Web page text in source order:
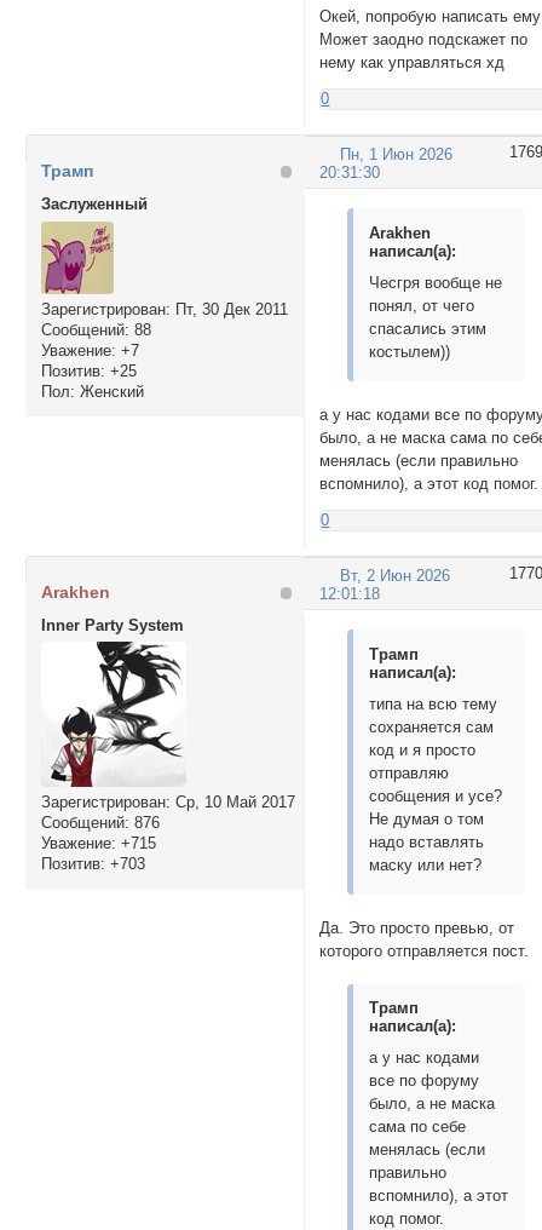
Окей, попробую написать
Может заодно подскажет по
нему как управляться хд
0
1769
Пн, 1 Июн 2026
20:31:30
Трамп
Заслуженный
Зарегистрирован: Пт, 30 Дек 2011
Сообщений: 88
Уважение: +7
Позитив: +25
Пол: Женский
Arakhen
написал(а):
Чесгря вообще не
понял, от чего
спасались этим
костылем))
а у нас кодами все по
было, а не маска сама по
менялась (если правильно
вспомнило), а этот код помог.
0
1770
Вт, 2 Июн 2026
12:01:18
Arakhen
Inner Party System
Зарегистрирован: Ср, 10 Май 2017
Сообщений: 876
Уважение: +715
Позитив: +703
Трамп
написал(а):
типа на всю тему
сохраняется сам
код и я просто
отправляю
сообщения и усе?
Не думая о том
надо вставлять
маску или нет?
Да. Это просто превью, от
которого отправляется пост.
Трамп
написал(а):
а у нас кодами
все по форуму
было, а не маска
сама по себе
менялась (если
правильно
вспомнило), а этот
код помог.